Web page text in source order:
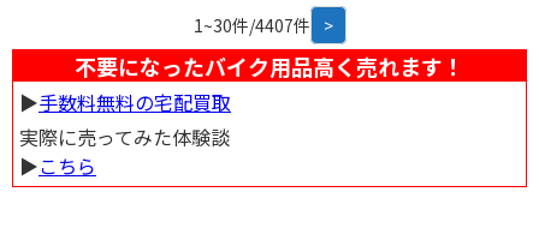
完備されているため安心です。鳥取砂丘や白兎海岸など、周辺には風光明媚な
スポットが多いため、ツーリングの拠点としても最適です。 鳥取県は、二十
世紀梨や松葉がになどの名産品で知られています。道の駅のレストランや売
店でも、これらの特産品を使った料理やお土産が販売されていることがあり
ますので、ぜひ味わってみてください。
1~30件/4407件 >
不要になったバイク用品高く売れます！
▶︎手数料無料の宅配買取
実際に売ってみた体験談
▶︎こちら